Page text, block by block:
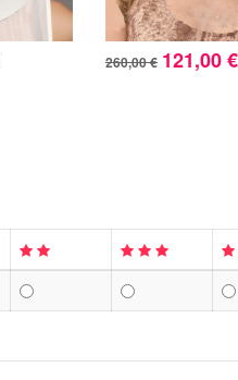
260,00 € 121,00 €